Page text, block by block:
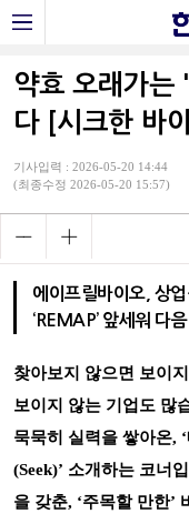
약효 오래가는
다 [시크한 바
기사입력 : 2026-05-20 14:44
(최종수정 2026-05-20 15:57)
에이프릴바이오, 상
‘REMAP’ 앞세워 다
찾아보지 않으면 보이
보이지 않는 기업도 많
묵묵히 실력을 쌓아온,
(Seek)’ 소개하는 코너
을 갖춘, ‘주목할 만한’